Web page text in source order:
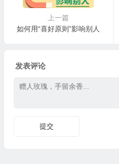
上一篇
如何用“喜好原则”影响别人
发表评论